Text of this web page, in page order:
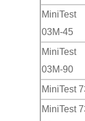
03M-45
03M-90
MiniTest
MiniTest